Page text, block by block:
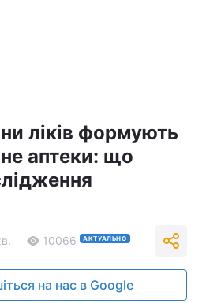
ліків формують
аптеки: що
10066 АКТУАЛЬНО
на нас в Google